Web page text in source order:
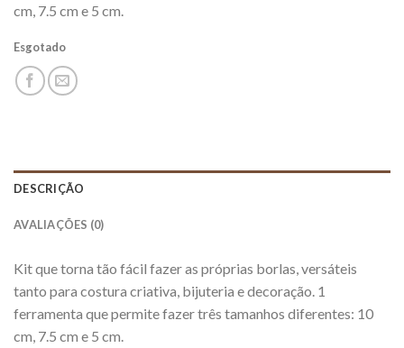
cm, 7.5 cm e 5 cm.
Esgotado
DESCRIÇÃO
AVALIAÇÕES (0)
Kit que torna tão fácil fazer as próprias borlas, versáteis
tanto para costura criativa, bijuteria e decoração. 1
ferramenta que permite fazer três tamanhos diferentes: 10
cm, 7.5 cm e 5 cm.